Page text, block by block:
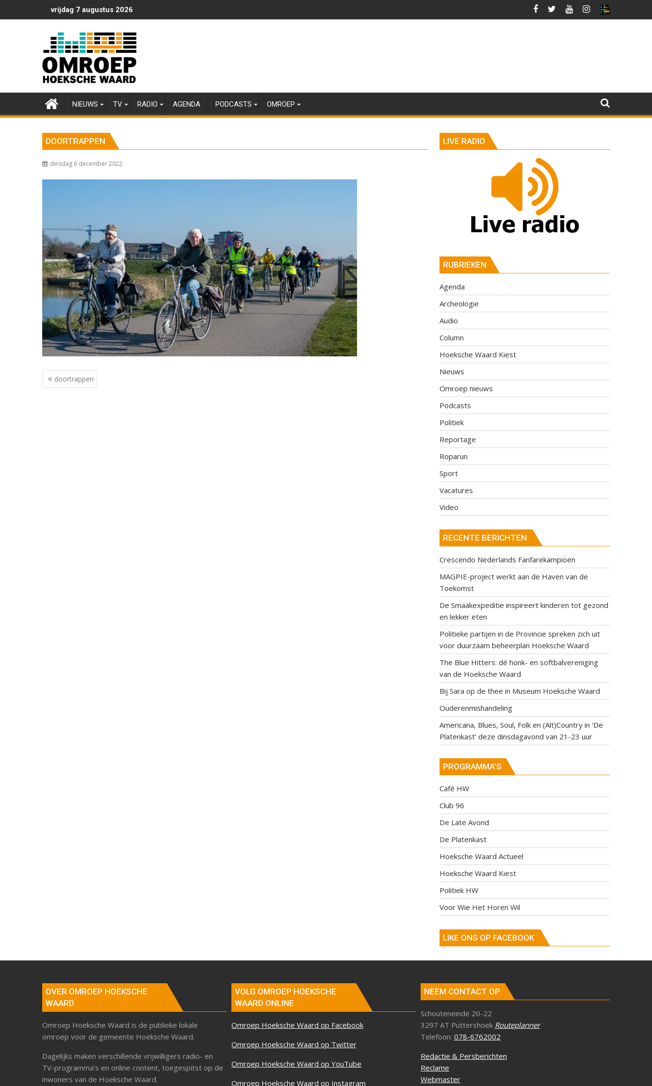
naar
vrijdag 7 augustus 2026
NIEUWS TV RADIO AGENDA PODCASTS OMROEP
DOORTRAPPEN
dinsdag 6 december 2022
Berichtnavigatie
doortrappen
LIVE RADIO
RUBRIEKEN
Agenda
Archeologie
Audio
Column
Hoeksche Waard Kiest
Nieuws
Omroep nieuws
Podcasts
Politiek
Reportage
Roparun
Sport
Vacatures
Video
RECENTE BERICHTEN
Crescendo Nederlands Fanfarekampioen
MAGPIE-project werkt aan de Haven van de
Toekomst
De Smaakexpeditie inspireert kinderen tot gezond
en lekker eten
Politieke partijen in de Provincie spreken zich uit
voor duurzaam beheerplan Hoeksche Waard
The Blue Hitters: dé honk- en softbalvereniging
van de Hoeksche Waard
Bij Sara op de thee in Museum Hoeksche Waard
Ouderenmishandeling
Americana, Blues, Soul, Folk en (Alt)Country in ‘De
Platenkast’ deze dinsdagavond van 21-23 uur
PROGRAMMA’S
Café HW
Club 96
De Late Avond
De Platenkast
Hoeksche Waard Actueel
Hoeksche Waard Kiest
Politiek HW
Voor Wie Het Horen Wil
LIKE ONS OP FACEBOOK
OVER OMROEP HOEKSCHE
WAARD
Omroep Hoeksche Waard is de publieke lokale
omroep voor de gemeente Hoeksche Waard.
Dagelijks maken verschillende vrijwilligers radio- en
TV-programma’s en online content, toegespitst op de
inwoners van de Hoeksche Waard.
VOLG OMROEP HOEKSCHE
WAARD ONLINE
Omroep Hoeksche Waard op Facebook
Omroep Hoeksche Waard op Twitter
Omroep Hoeksche Waard op YouTube
Omroep Hoeksche Waard op Instagram
NEEM CONTACT OP
Schouteneinde 20-22
3297 AT Puttershoek Routeplanner
Telefoon: 078-6762002
Redactie & Persberichten
Reclame
Webmaster